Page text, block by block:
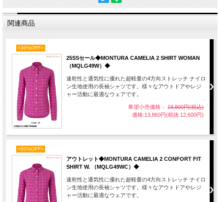
関連商品
<30%OFF>
25SSセール◆MONTURA CAMELIA 2 SHIRT WOMAN
（MQLG49W）◆
速乾性と通気性に優れた超軽量の4方向ストレッチ ナイロ
ン生地使用の長袖シャツです。様々なアウトドアやレジ
ャー活動に最適なウェアです。
希望小売価格： 19,800円(税込)
価格:13,860円(税抜 12,600円)
<60%OFF>
アウトレット◆MONTURA CAMELIA 2 CONFORT FIT
SHIRT W. （MQLG49WC）◆
速乾性と通気性に優れた超軽量の4方向ストレッチ ナイロ
ン生地使用の長袖シャツです。様々なアウトドアやレジ
ャー活動に最適なウェアです。